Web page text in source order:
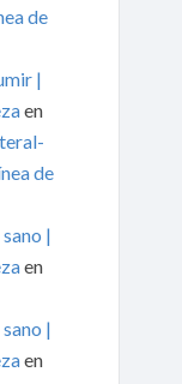
de
|
en
de
|
en
|
en